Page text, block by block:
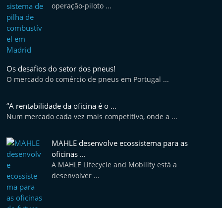
operação-piloto ...
Os desafios do setor dos pneus!
O mercado do comércio de pneus em Portugal ...
“A rentabilidade da oficina é o ...
Num mercado cada vez mais competitivo, onde a ...
MAHLE desenvolve ecossistema para as
oficinas ...
A MAHLE Lifecycle and Mobility está a
desenvolver ...